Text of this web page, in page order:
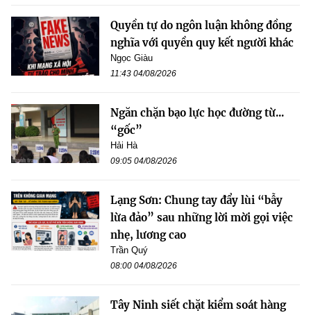
Quyền tự do ngôn luận không đồng
nghĩa với quyền quy kết người khác
Ngọc Giàu
11:43 04/08/2026
Ngăn chặn bạo lực học đường từ...
“gốc”
Hải Hà
09:05 04/08/2026
Lạng Sơn: Chung tay đẩy lùi “bẫy
lừa đảo” sau những lời mời gọi việc
nhẹ, lương cao
Trần Quý
08:00 04/08/2026
Tây Ninh siết chặt kiểm soát hàng